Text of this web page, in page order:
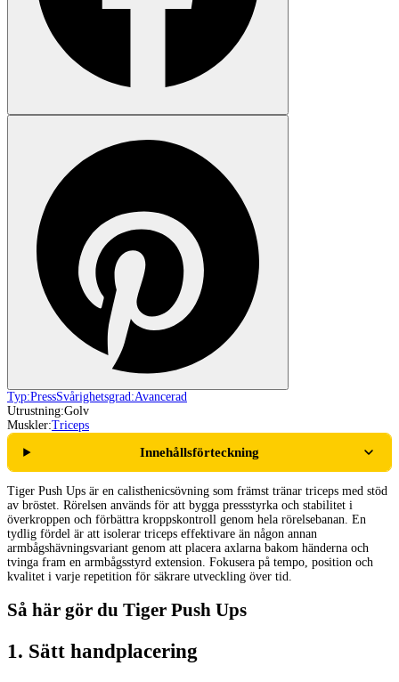
Typ:PressSvårighetsgrad:Avancerad
Utrustning:Golv
Muskler:Triceps
Innehållsförteckning
Tiger Push Ups är en calisthenicsövning som främst tränar triceps med stöd
av bröstet. Rörelsen används för att bygga pressstyrka och stabilitet i
överkroppen och förbättra kroppskontroll genom hela rörelsebanan. En
tydlig fördel är att isolerar triceps effektivare än någon annan
armbågshävningsvariant genom att placera axlarna bakom händerna och
tvinga fram en armbågsstyrd extension. Fokusera på tempo, position och
kvalitet i varje repetition för säkrare utveckling över tid.
Så här gör du Tiger Push Ups
1. Sätt handplacering